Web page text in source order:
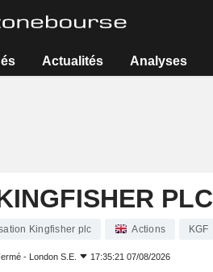
Actualités Analyses
PLC
Kingfisher plc Actions KGF
- London S.E. 17:35:21 07/08/2026